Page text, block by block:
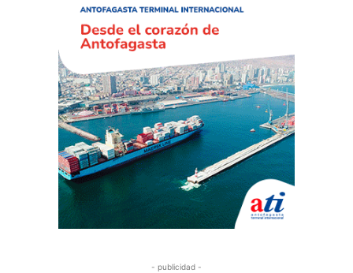
- publicidad -